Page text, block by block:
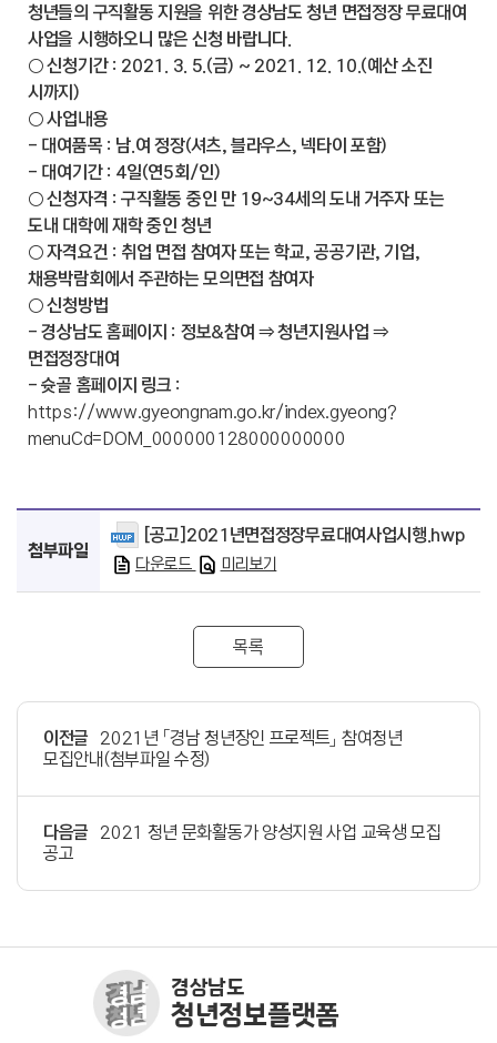
청년들의 구직활동 지원을 위한 경상남도 청년 면접정장 무료대여
사업을 시행하오니 많은 신청 바랍니다.
○ 신청기간 : 2021. 3. 5.(금) ~ 2021. 12. 10.(예산 소진
시까지)
○ 사업내용
- 대여품목 : 남.여 정장(셔츠, 블라우스, 넥타이 포함)
- 대여기간 : 4일(연5회/인)
○ 신청자격 : 구직활동 중인 만 19~34세의 도내 거주자 또는
도내 대학에 재학 중인 청년
○ 자격요건 : 취업 면접 참여자 또는 학교, 공공기관, 기업,
채용박람회에서 주관하는 모의면접 참여자
○ 신청방법
- 경상남도 홈페이지 : 정보&참여 ⇒ 청년지원사업 ⇒
면접정장대여
- 슛골 홈페이지 링크 :
https://www.gyeongnam.go.kr/index.gyeong?
menuCd=DOM_000000128000000000
첨부파일
[공고]2021년면접정장무료대여사업시행.hwp
다운로드 미리보기
목록
이전글
2021년 「경남 청년장인 프로젝트」 참여청년
모집안내(첨부파일 수정)
다음글
2021 청년 문화활동가 양성지원 사업 교육생 모집
공고
경상남도
청년정보플랫폼